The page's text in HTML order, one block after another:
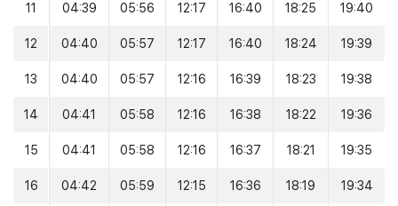
11 04:39 05:56 12:17 16:40 18:25 19:40
12 04:40 05:57 12:17 16:40 18:24 19:39
13 04:40 05:57 12:16 16:39 18:23 19:38
14 04:41 05:58 12:16 16:38 18:22 19:36
15 04:41 05:58 12:16 16:37 18:21 19:35
16 04:42 05:59 12:15 16:36 18:19 19:34